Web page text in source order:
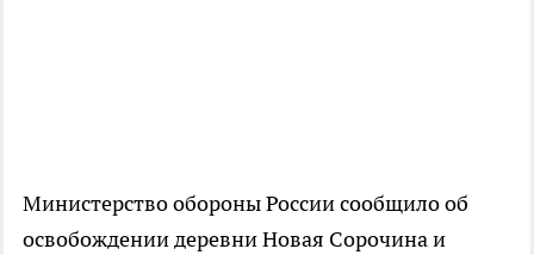
Министерство обороны России сообщило об
освобождении деревни Новая Сорочина и